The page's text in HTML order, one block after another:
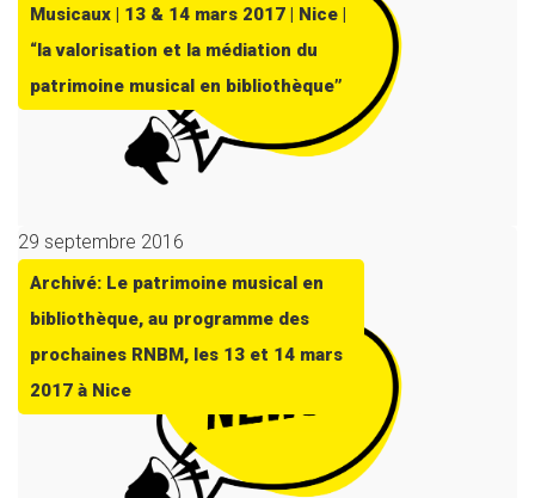
Musicaux | 13 & 14 mars 2017 | Nice |
“la valorisation et la médiation du
patrimoine musical en bibliothèque”
29 septembre 2016
Archivé: Le patrimoine musical en
bibliothèque, au programme des
prochaines RNBM, les 13 et 14 mars
2017 à Nice